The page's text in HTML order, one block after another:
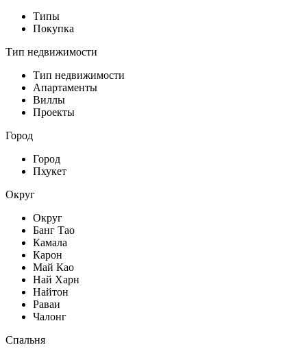
Типы
Покупка
Тип недвижимости
Тип недвижимости
Апартаменты
Виллы
Проекты
Город
Город
Пхукет
Округ
Округ
Банг Тао
Камала
Карон
Май Као
Най Харн
Найтон
Раваи
Чалонг
Спальня